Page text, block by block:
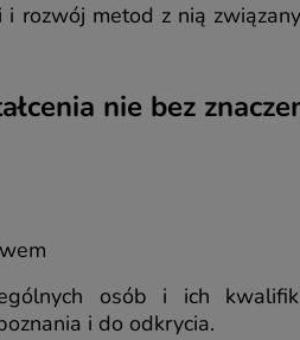
rozwój metod z nią
nie bez
osób i ich
i do odkrycia.